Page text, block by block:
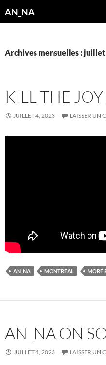
auAN_NA
Archives mensuelles : juillet
KILL THE
JUILLET 4, 2023 LAISSER UN
AN_NA MONTREAL MORE
AN_NA ON
JUILLET 4, 2023 LAISSER UN